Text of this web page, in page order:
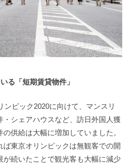
る「短期賃貸物件」
ンピック2020に向けて、マンスリ
・シェアハウスなど、訪日外国人獲
供給は大幅に増加していました。
ば東京オリンピックは無観客での開
が続いたことで観光客も大幅に減少